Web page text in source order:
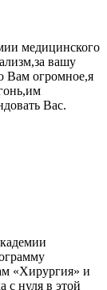
медицинского
вашу
Вам огромное,я
Вас.
«Хирургия» и
с нуля в этой